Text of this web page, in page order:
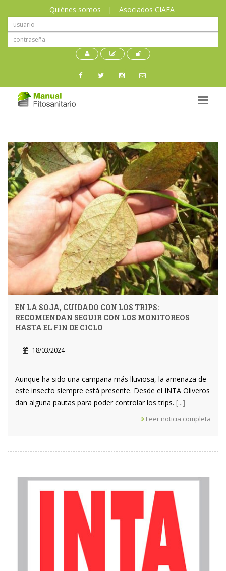
Quiénes somos | Asociados CIAFA
EN LA SOJA, CUIDADO CON LOS TRIPS:
RECOMIENDAN SEGUIR CON LOS MONITOREOS
HASTA EL FIN DE CICLO
18/03/2024
Aunque ha sido una campaña más lluviosa, la amenaza de
este insecto siempre está presente. Desde el INTA Oliveros
dan alguna pautas para poder controlar los trips. [...]
Leer noticia completa